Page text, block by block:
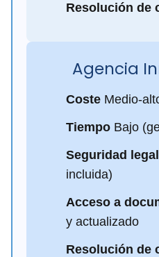
Resolución de
Agencia
Coste Medio-
Tiempo Bajo
Seguridad legal
incluida)
Acceso a
y actualizado
Resolución de